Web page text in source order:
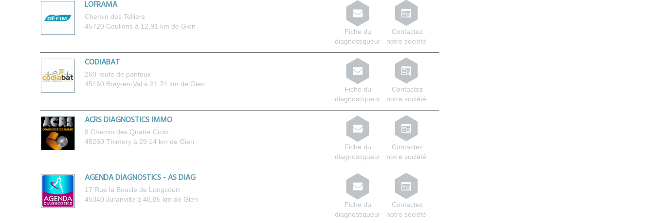
LOFRAMA
Chemin des Telliers
45720 Coullons à 12.91 km de Gien
Contactez
notre société
Fiche du
diagnostiqueur
CODIABAT
260 route de panfoux
45460 Bray-en-Val à 21.74 km de Gien
Contactez
notre société
Fiche du
diagnostiqueur
ACRS DIAGNOSTICS IMMO
8 Chemin des Quatre Croix
45260 Thimory à 29.14 km de Gien
Contactez
notre société
Fiche du
diagnostiqueur
AGENDA DIAGNOSTICS - AS DIAG
17 Rue la Boucle de Longcourt
45340 Juranville à 48.85 km de Gien
Contactez
notre société
Fiche du
diagnostiqueur